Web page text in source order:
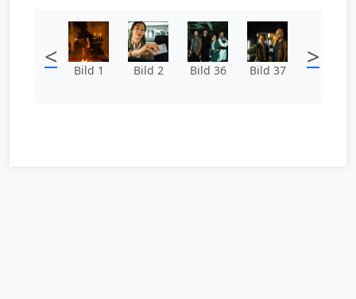
< Bild 1 Bild 2 Bild 36 Bild 37 >